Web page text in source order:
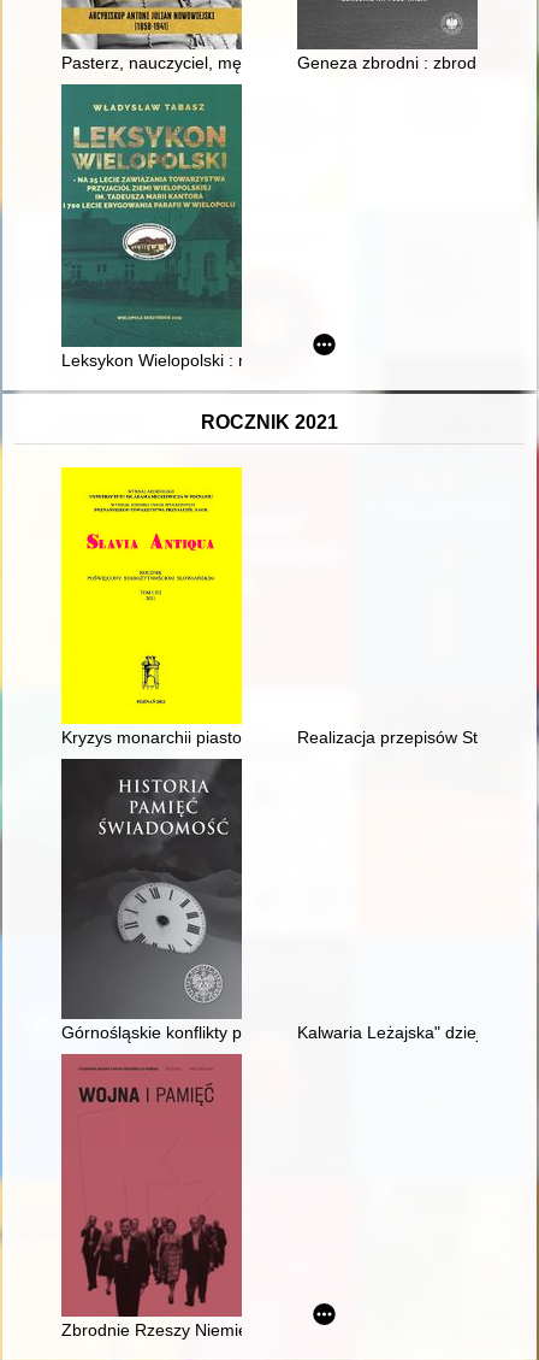
Pasterz, nauczyciel, męczennik : arcybiskup Antoni Julian
Geneza zbrodni : zbrodnie na
Leksykon Wielopolski : na 25 lecie zawiązania Towarzystwa
ROCZNIK 2021
Kryzys monarchii piastowskiej” i problem tzw. reakcji
Realizacja przepisów Statutów
Górnośląskie konflikty pamięci : antagonizmy na tle
Kalwaria Leżajska" dzieje,
Zbrodnie Rzeszy Niemieckiej i ZSRS przeciwko Polakom w